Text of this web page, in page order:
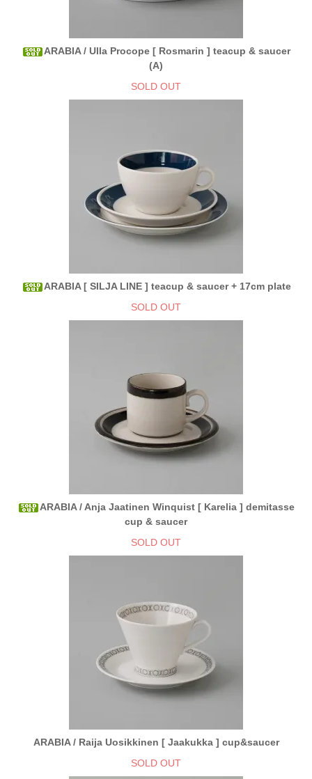
ARABIA / Ulla Procope [ Rosmarin ] teacup & saucer
(A)
SOLD OUT
ARABIA [ SILJA LINE ] teacup & saucer + 17cm plate
SOLD OUT
ARABIA / Anja Jaatinen Winquist [ Karelia ] demitasse
cup & saucer
SOLD OUT
ARABIA / Raija Uosikkinen [ Jaakukka ] cup&saucer
SOLD OUT